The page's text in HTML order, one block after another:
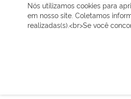
Nós utilizamos cookies para
em nosso site. Coletamos
realizadas(s).<br>Se você